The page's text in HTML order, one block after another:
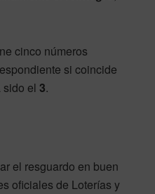
cinco números
si coincide
sido el 3.
el resguardo en buen
oficiales de Loterías y